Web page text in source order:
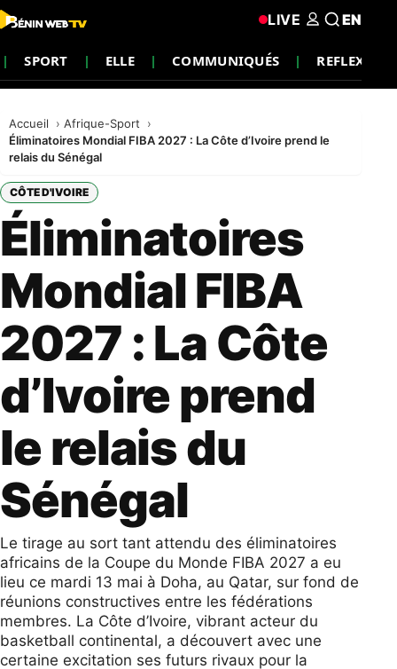
SPORT ELLE COMMUNIQUÉS REFLEXION
LIVE EN
Accueil
Afrique-Sport
Éliminatoires Mondial FIBA 2027 : La Côte d’Ivoire prend le
relais du Sénégal
CÔTE D'IVOIRE
Éliminatoires
Mondial FIBA
2027 : La Côte
d’Ivoire prend
le relais du
Sénégal
Le tirage au sort tant attendu des éliminatoires
africains de la Coupe du Monde FIBA 2027 a eu
lieu ce mardi 13 mai à Doha, au Qatar, sur fond de
réunions constructives entre les fédérations
membres. La Côte d’Ivoire, vibrant acteur du
basketball continental, a découvert avec une
certaine excitation ses futurs rivaux pour la